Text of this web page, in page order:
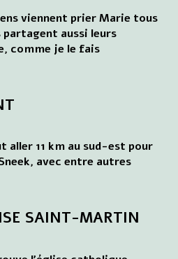
viennent prier Marie tous
aussi leurs
comme je le fais
aller 11 km au sud-est pour
avec entre autres
SAINT-MARTIN